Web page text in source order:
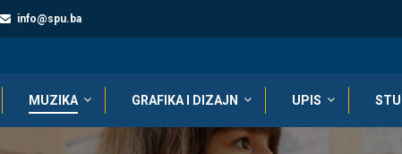
info@spu.ba
MUZIKA GRAFIKA I DIZAJN UPIS